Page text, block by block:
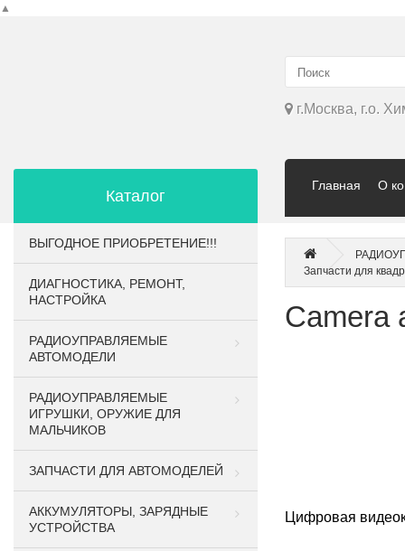
▲
г.Москва, г.о.
Главная О
Каталог
ВЫГОДНОЕ ПРИОБРЕТЕНИЕ!!!
ДИАГНОСТИКА, РЕМОНТ,
НАСТРОЙКА
РАДИОУПРАВЛЯЕМЫЕ
АВТОМОДЕЛИ
РАДИОУПРАВЛЯЕМЫЕ
ИГРУШКИ, ОРУЖИЕ ДЛЯ
МАЛЬЧИКОВ
ЗАПЧАСТИ ДЛЯ АВТОМОДЕЛЕЙ
АККУМУЛЯТОРЫ, ЗАРЯДНЫЕ
УСТРОЙСТВА
Запчасти для
Camera
Цифровая